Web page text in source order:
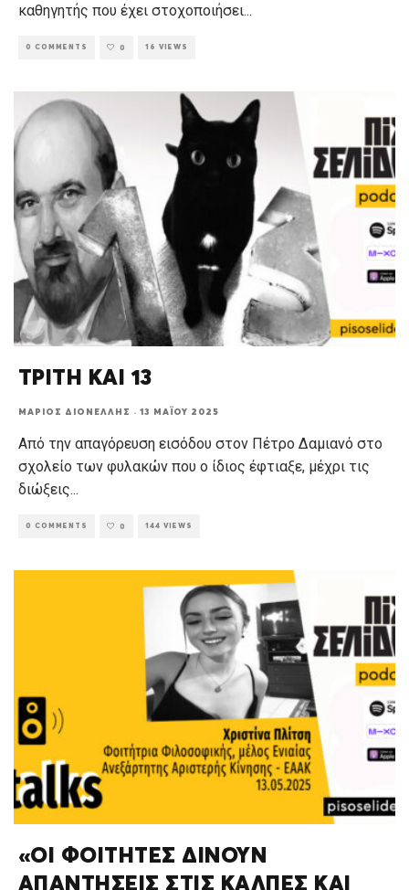
καθηγητής που έχει στοχοποιήσει...
0 COMMENTS 0 16 VIEWS
ΤΡΙΤΗ ΚΑΙ 13
ΜΆΡΙΟΣ ΔΙΟΝΈΛΛΗΣ · 13 ΜΑΪ́ΟΥ 2025
Από την απαγόρευση εισόδου στον Πέτρο Δαμιανό στο
σχολείο των φυλακών που ο ίδιος έφτιαξε, μέχρι τις
διώξεις...
0 COMMENTS 0 144 VIEWS
«ΟΙ ΦΟΙΤΗΤΕΣ ΔΙΝΟΥΝ
ΑΠΑΝΤΗΣΕΙΣ ΣΤΙΣ ΚΑΛΠΕΣ ΚΑΙ